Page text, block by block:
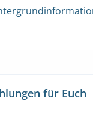
für Euch